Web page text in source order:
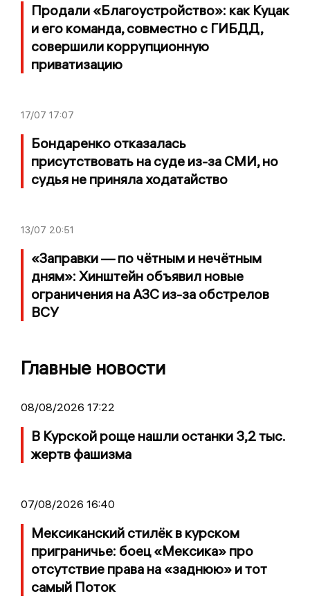
Продали «Благоустройство»: как Куцак
и его команда, совместно с ГИБДД,
совершили коррупционную
приватизацию
17/07 17:07
Бондаренко отказалась
присутствовать на суде из-за СМИ, но
судья не приняла ходатайство
13/07 20:51
«Заправки — по чётным и нечётным
дням»: Хинштейн объявил новые
ограничения на АЗС из-за обстрелов
ВСУ
Главные новости
08/08/2026 17:22
В Курской роще нашли останки 3,2 тыс.
жертв фашизма
07/08/2026 16:40
Мексиканский стилёк в курском
приграничье: боец «Мексика» про
отсутствие права на «заднюю» и тот
самый Поток